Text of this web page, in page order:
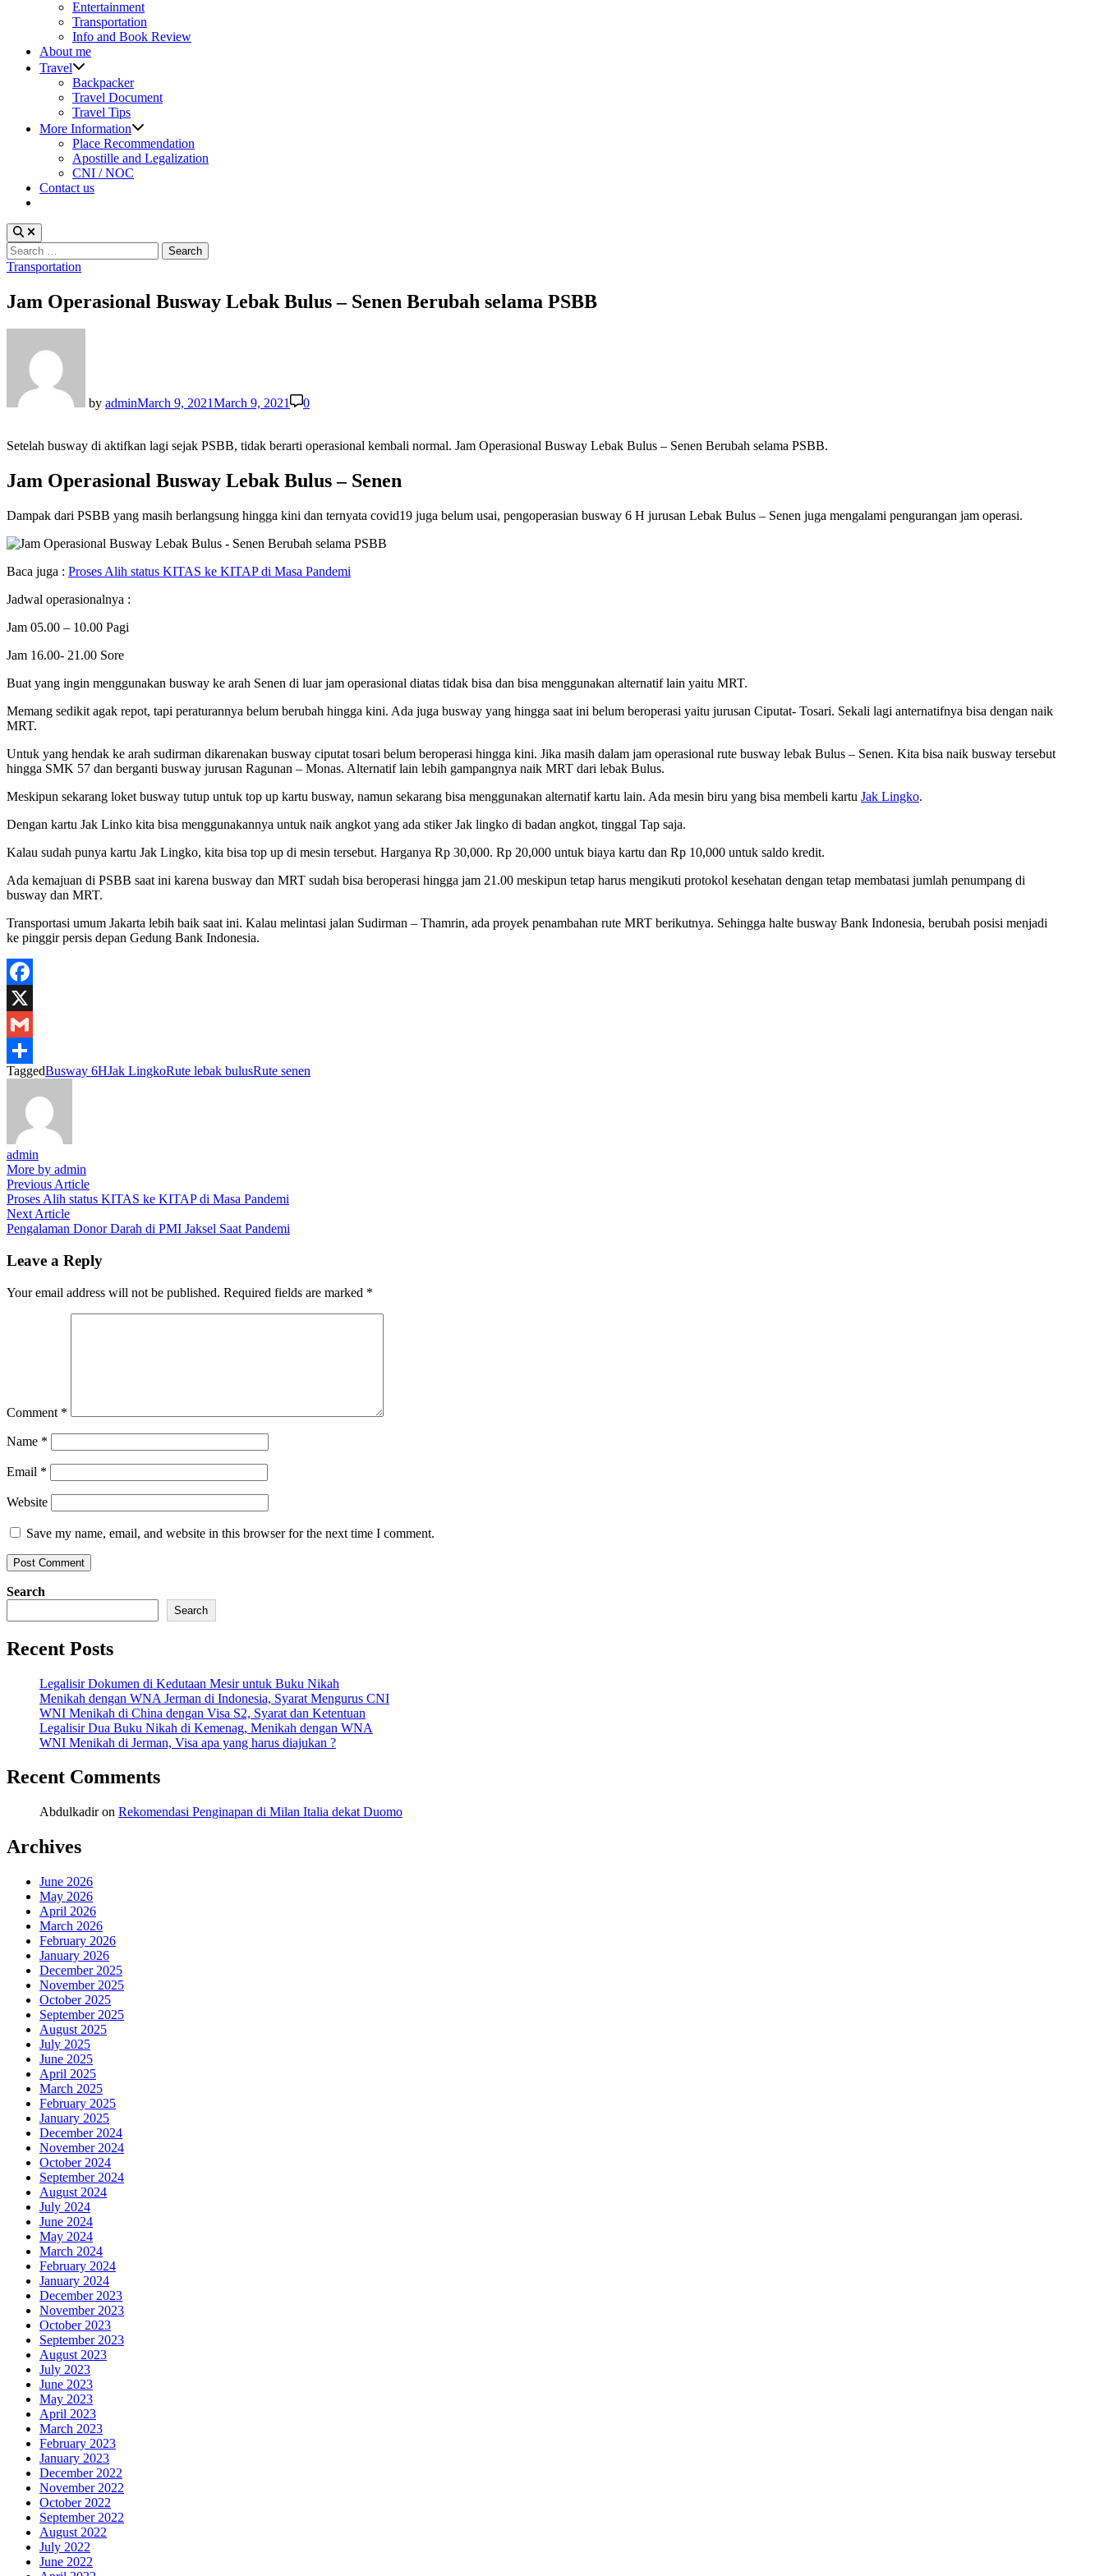
sub
menu
Entertainment
Transportation
Info and Book Review
About me
Travel
sub
menu
Backpacker
Travel Document
Travel Tips
More Information
sub
menu
Place Recommendation
Apostille and Legalization
CNI / NOC
Contact us
Search
for:
Posted
Transportation
Jam Operasional Busway Lebak Bulus – Senen Berubah selama PSBB
by adminMarch 9, 2021March 9, 2021 0
Setelah busway di aktifkan lagi sejak PSBB, tidak berarti operasional kembali normal. Jam Operasional Busway Lebak Bulus – Senen Berubah selama PSBB.
Jam Operasional Busway Lebak Bulus – Senen
Dampak dari PSBB yang masih berlangsung hingga kini dan ternyata covid19 juga belum usai, pengoperasian busway 6 H jurusan Lebak Bulus – Senen juga mengalami pengurangan jam operasi.
Baca juga : Proses Alih status KITAS ke KITAP di Masa Pandemi
Jadwal operasionalnya :
Jam 05.00 – 10.00 Pagi
Jam 16.00- 21.00 Sore
Buat yang ingin menggunakan busway ke arah Senen di luar jam operasional diatas tidak bisa dan bisa menggunakan alternatif lain yaitu MRT.
Memang sedikit agak repot, tapi peraturannya belum berubah hingga kini. Ada juga busway yang hingga saat ini belum beroperasi yaitu jurusan Ciputat- Tosari. Sekali lagi anternatifnya bisa dengan naik
MRT.
Untuk yang hendak ke arah sudirman dikarenakan busway ciputat tosari belum beroperasi hingga kini. Jika masih dalam jam operasional rute busway lebak Bulus – Senen. Kita bisa naik busway tersebut
hingga SMK 57 dan berganti busway jurusan Ragunan – Monas. Alternatif lain lebih gampangnya naik MRT dari lebak Bulus.
Meskipun sekarang loket busway tutup untuk top up kartu busway, namun sekarang bisa menggunakan alternatif kartu lain. Ada mesin biru yang bisa membeli kartu Jak Lingko.
Dengan kartu Jak Linko kita bisa menggunakannya untuk naik angkot yang ada stiker Jak lingko di badan angkot, tinggal Tap saja.
Kalau sudah punya kartu Jak Lingko, kita bisa top up di mesin tersebut. Harganya Rp 30,000. Rp 20,000 untuk biaya kartu dan Rp 10,000 untuk saldo kredit.
Ada kemajuan di PSBB saat ini karena busway dan MRT sudah bisa beroperasi hingga jam 21.00 meskipun tetap harus mengikuti protokol kesehatan dengan tetap membatasi jumlah penumpang di
busway dan MRT.
Transportasi umum Jakarta lebih baik saat ini. Kalau melintasi jalan Sudirman – Thamrin, ada proyek penambahan rute MRT berikutnya. Sehingga halte busway Bank Indonesia, berubah posisi menjadi
ke pinggir persis depan Gedung Bank Indonesia.
Facebook
X
Gmail
Share
TaggedBusway 6HJak LingkoRute lebak bulusRute senen
admin
More by admin
Post
navigation
Previous ArticlePrevious
article:
Proses Alih status KITAS ke KITAP di Masa Pandemi
Next ArticleNext
article:
Pengalaman Donor Darah di PMI Jaksel Saat Pandemi
Leave a Reply
Your email address will not be published. Required fields are marked *
Comment *
Name *
Email *
Website
Save my name, email, and website in this browser for the next time I comment.
Search
Search
Recent Posts
Legalisir Dokumen di Kedutaan Mesir untuk Buku Nikah
Menikah dengan WNA Jerman di Indonesia, Syarat Mengurus CNI
WNI Menikah di China dengan Visa S2, Syarat dan Ketentuan
Legalisir Dua Buku Nikah di Kemenag, Menikah dengan WNA
WNI Menikah di Jerman, Visa apa yang harus diajukan ?
Recent Comments
Abdulkadiron Rekomendasi Penginapan di Milan Italia dekat Duomo
Archives
June 2026
May 2026
April 2026
March 2026
February 2026
January 2026
December 2025
November 2025
October 2025
September 2025
August 2025
July 2025
June 2025
April 2025
March 2025
February 2025
January 2025
December 2024
November 2024
October 2024
September 2024
August 2024
July 2024
June 2024
May 2024
March 2024
February 2024
January 2024
December 2023
November 2023
October 2023
September 2023
August 2023
July 2023
June 2023
May 2023
April 2023
March 2023
February 2023
January 2023
December 2022
November 2022
October 2022
September 2022
August 2022
July 2022
June 2022